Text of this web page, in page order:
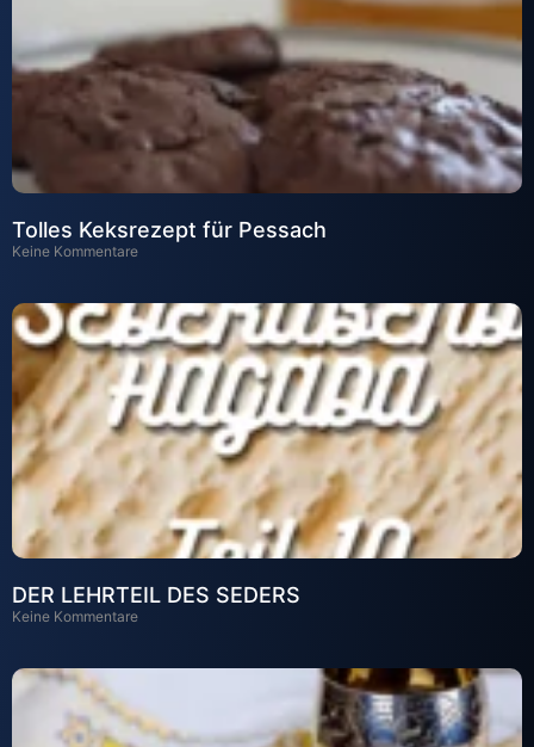
Tolles Keksrezept für Pessach
Keine Kommentare
DER LEHRTEIL DES SEDERS
Keine Kommentare